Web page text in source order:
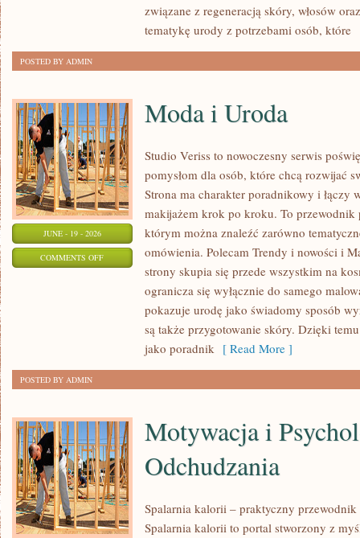
związane z regeneracją skóry, włosów
tematykę urody z potrzebami osób, które
POSTED BY ADMIN
JUNE - 19 - 2026
COMMENTS OFFON
Moda i Uroda
Studio Veriss to nowoczesny serwis
pomysłom dla osób, które chcą rozwijać
Strona ma charakter poradnikowy i łączy
makijażem krok po kroku. To
którym można znaleźć zarówno
omówienia. Polecam Trendy i nowości i
strony skupia się przede wszystkim na
ogranicza się wyłącznie do samego
pokazuje urodę jako świadomy sposób
są także przygotowanie skóry. Dzięki
jako poradnik [ Read More ]
POSTED BY ADMIN
Motywacja i
Odchudzania
Spalarnia kalorii – praktyczny
Spalarnia kalorii to portal stworzony z